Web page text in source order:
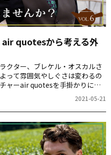
air quotesから考える外
クター、ブレケル・オスカルさ
って雰囲気やしぐさは変わるの
ャーair quotesを手掛かりに、
2021-05-21